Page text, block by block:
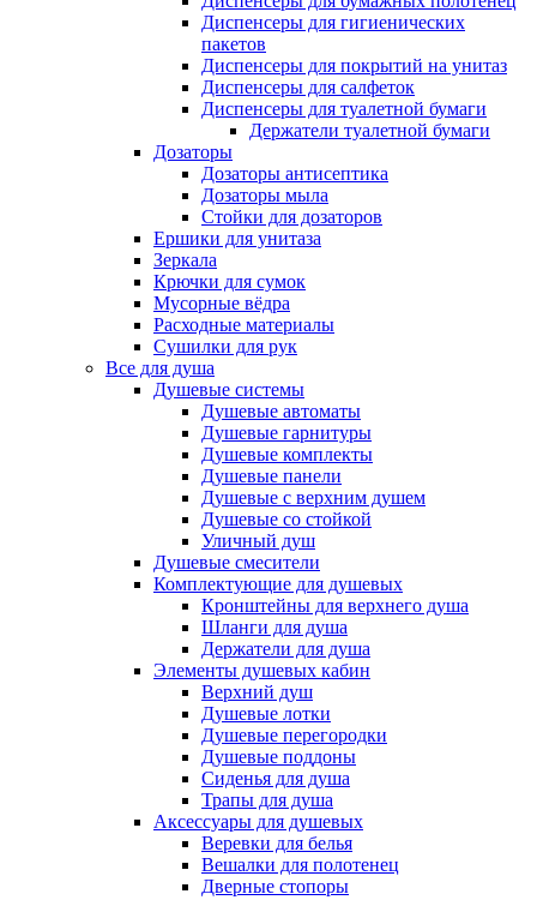
Диспенсеры для гигиенических
пакетов
Диспенсеры для покрытий на унитаз
Диспенсеры для салфеток
Диспенсеры для туалетной бумаги
Держатели туалетной бумаги
Дозаторы
Дозаторы антисептика
Дозаторы мыла
Стойки для дозаторов
Ершики для унитаза
Зеркала
Крючки для сумок
Мусорные вёдра
Расходные материалы
Сушилки для рук
Все для душа
Душевые системы
Душевые автоматы
Душевые гарнитуры
Душевые комплекты
Душевые панели
Душевые с верхним душем
Душевые со стойкой
Уличный душ
Душевые смесители
Комплектующие для душевых
Кронштейны для верхнего душа
Шланги для душа
Держатели для душа
Элементы душевых кабин
Верхний душ
Душевые лотки
Душевые перегородки
Душевые поддоны
Сиденья для душа
Трапы для душа
Аксессуары для душевых
Веревки для белья
Вешалки для полотенец
Дверные стопоры